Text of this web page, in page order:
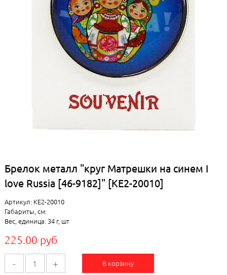
Брелок металл "круг Матрешки на синем I
love Russia [46-9182]" [КЕ2-20010]
Артикул: КЕ2-20010
Габариты, см:
Вес, единица: 34 г, шт
225.00 руб
- + В корзину